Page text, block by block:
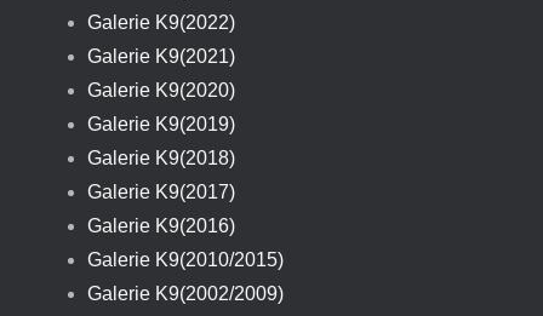
Galerie K9(2022)
Galerie K9(2021)
Galerie K9(2020)
Galerie K9(2019)
Galerie K9(2018)
Galerie K9(2017)
Galerie K9(2016)
Galerie K9(2010/2015)
Galerie K9(2002/2009)